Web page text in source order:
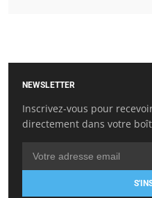
NEWSLETTER
Inscrivez-vous pour
directement dans votre